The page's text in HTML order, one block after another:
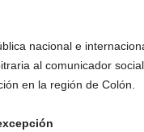
nacional e
al comunicador
en la región de Colón.